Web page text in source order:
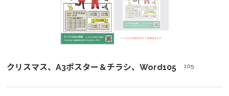
クリスマス、A3ポスター＆チラシ、Word105 105